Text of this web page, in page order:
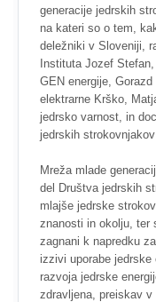
generacije jedrskih
na kateri so o tem,
deležniki v Sloveniji,
Instituta Jozef
GEN energije,
elektrarne Krško,
jedrsko varnost, in
jedrskih
Mreža mlade
del Društva jedrskih
mlajše jedrske
znanosti in okolju, ter
zagnani k napredku
izzivi uporabe jedrske
razvoja jedrske
zdravljena, preiskav